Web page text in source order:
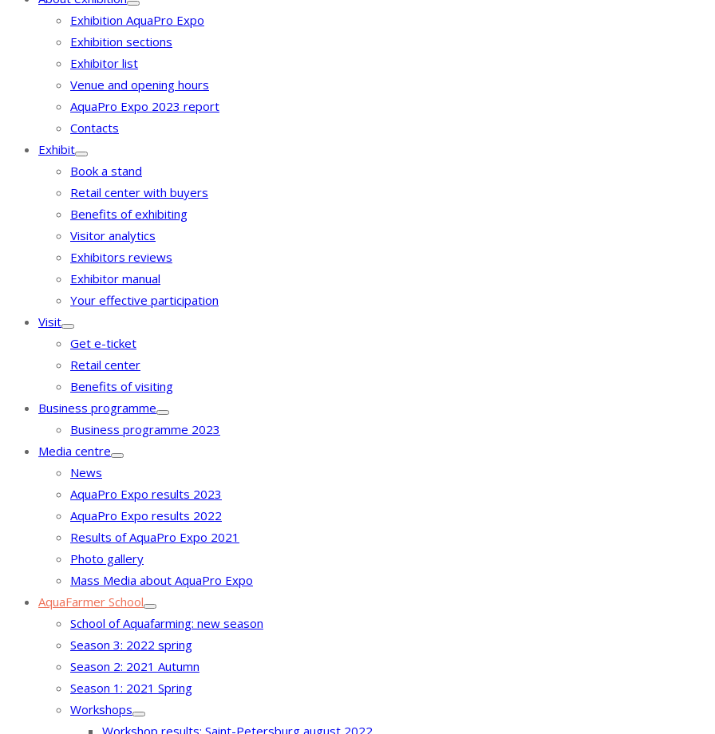
Exhibition AquaPro Expo
Exhibition sections
Exhibitor list
Venue and opening hours
AquaPro Expo 2023 report
Contacts
Exhibit
Book a stand
Retail center with buyers
Benefits of exhibiting
Visitor analytics
Exhibitors reviews
Exhibitor manual
Your effective participation
Visit
Get e-ticket
Retail center
Benefits of visiting
Business programme
Business programme 2023
Media centre
News
AquaPro Expo results 2023
AquaPro Expo results 2022
Results of AquaPro Expo 2021
Photo gallery
Mass Media about AquaPro Expo
AquaFarmer School
School of Aquafarming: new season
Season 3: 2022 spring
Season 2: 2021 Autumn
Season 1: 2021 Spring
Workshops